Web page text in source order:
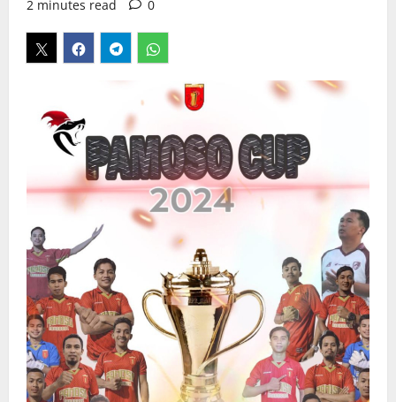
2 minutes read
0